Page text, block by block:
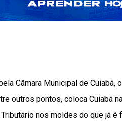
Câmara Municipal de
outros pontos, coloca Cuiabá
nos moldes do que já é